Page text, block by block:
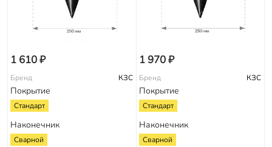
1 610 ₽
Бренд КЗС
Покрытие
Стандарт
Наконечник
Сварной
1 970 ₽
Бренд КЗС
Покрытие
Стандарт
Наконечник
Сварной